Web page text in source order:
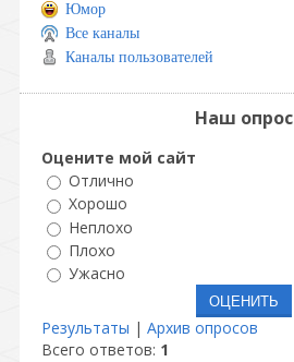
Юмор
Все каналы
Каналы пользователей
Наш опрос
Оцените мой сайт
Отлично
Хорошо
Неплохо
Плохо
Ужасно
Результаты | Архив опросов
Всего ответов: 1